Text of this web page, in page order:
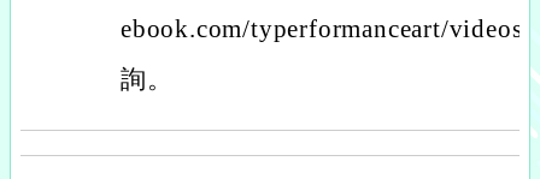
ebook.com/typerformanceart/
詢。